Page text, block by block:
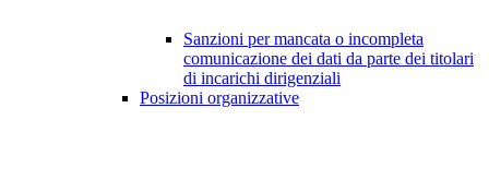
Sanzioni per mancata o incompleta
comunicazione dei dati da parte dei titolari
di incarichi dirigenziali
Posizioni organizzative